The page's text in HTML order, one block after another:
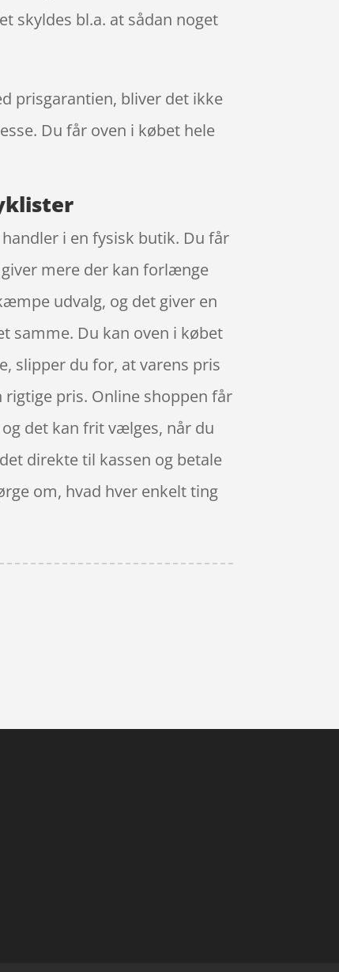
skyldes bl.a. at sådan noget
prisgarantien, bliver det ikke
Du får oven i købet hele
i en fysisk butik. Du får
mere der kan forlænge
udvalg, og det giver en
samme. Du kan oven i købet
slipper du for, at varens pris
pris. Online shoppen får
det kan frit vælges, når du
direkte til kassen og betale
om, hvad hver enkelt ting